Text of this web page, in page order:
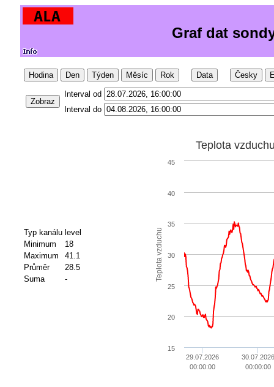
Graf dat
Hodina Den Týden Měsíc Rok Data Česky
Zobraz
Interval od
Interval do
Typ kanálu level
Minimum
18
Maximum
41.1
Průměr
28.5
Suma
- Teplota vzduchu
Teplota
29.07.2026
00:00:00
30.07.2026
00:00:00
15
20
25
30
35
40
45